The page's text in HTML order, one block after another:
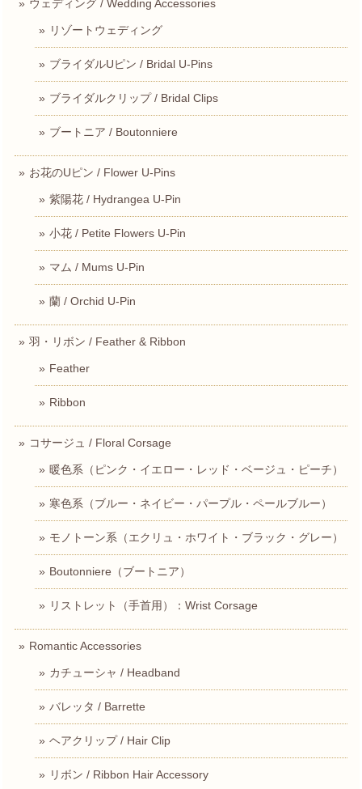
ウェディング / Wedding Accessories
リゾートウェディング
ブライダルUピン / Bridal U-Pins
ブライダルクリップ / Bridal Clips
ブートニア / Boutonniere
お花のUピン / Flower U-Pins
紫陽花 / Hydrangea U-Pin
小花 / Petite Flowers U-Pin
マム / Mums U-Pin
蘭 / Orchid U-Pin
羽・リボン / Feather & Ribbon
Feather
Ribbon
コサージュ / Floral Corsage
暖色系（ピンク・イエロー・レッド・ベージュ・ピーチ）
寒色系（ブルー・ネイビー・パープル・ペールブルー）
モノトーン系（エクリュ・ホワイト・ブラック・グレー）
Boutonniere（ブートニア）
リストレット（手首用）：Wrist Corsage
Romantic Accessories
カチューシャ / Headband
バレッタ / Barrette
ヘアクリップ / Hair Clip
リボン / Ribbon Hair Accessory